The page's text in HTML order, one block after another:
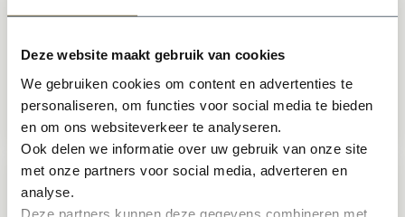
Deze website maakt gebruik van cookies
We gebruiken cookies om content en advertenties te
personaliseren, om functies voor social media te bieden
en om ons websiteverkeer te analyseren.
Ook delen we informatie over uw gebruik van onze site
met onze partners voor social media, adverteren en
analyse.
Deze partners kunnen deze gegevens combineren met
Te bestellen
Cabana magnetisch cilinderslot
46,95Per stuk
fineerdeur Zwart / RVS